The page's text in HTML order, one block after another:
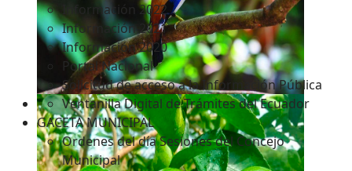
Información 2022
Información 2021
Información 2020
Portal Nacional
Solicitud de acceso a la Información Pública
Ventanilla Digital de Trámites del Ecuador
GACETA MUNICIPAL
Ordenes del día Sesiones del Concejo
Municipal